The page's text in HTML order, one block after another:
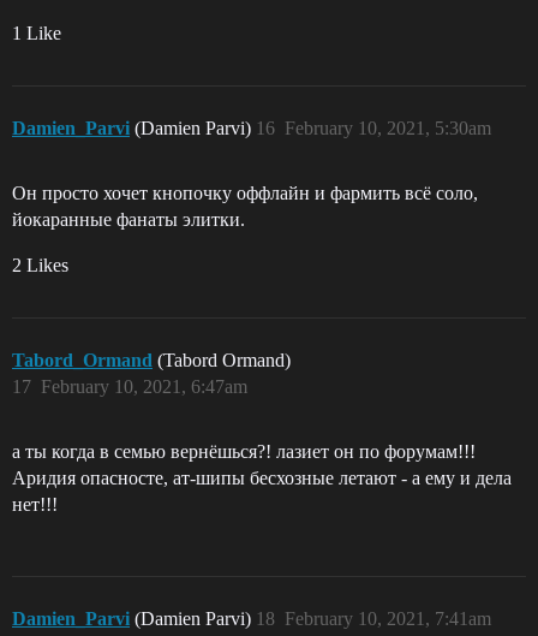
1 Like
Damien_Parvi (Damien Parvi) February 10, 2021, 5:30am
16
Он просто хочет кнопочку оффлайн и фармить всё соло,
йокаранные фанаты элитки.
2 Likes
Tabord_Ormand (Tabord Ormand)
February 10, 2021, 6:47am
17
а ты когда в семью вернёшься?! лазиет он по форумам!!!
Аридия опасносте, ат-шипы бесхозные летают - а ему и дела
нет!!!
Damien_Parvi (Damien Parvi) February 10, 2021, 7:41am
18